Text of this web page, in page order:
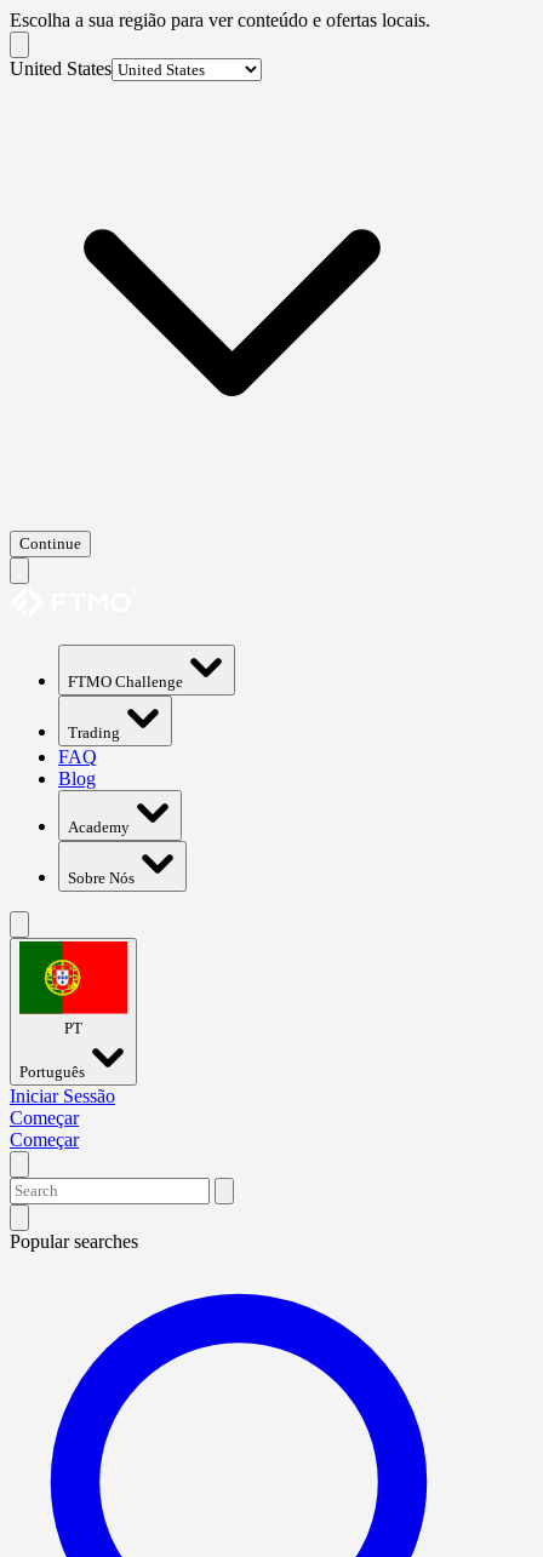
Escolha a sua região para ver conteúdo e ofertas locais.
United States
Continue
FTMO Challenge
Trading
FAQ
Blog
Academy
Sobre Nós
PT
Português
Iniciar Sessão
Começar
Começar
Popular searches